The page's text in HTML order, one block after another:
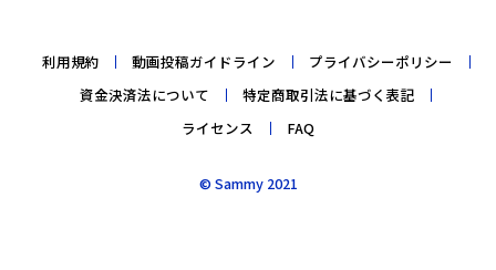
© Sammy 2021
利用規約 動画投稿ガイドライン
プライバシーポリシー
資金決済法について
特定商取引法に基づく表記
ライセンス
FAQ